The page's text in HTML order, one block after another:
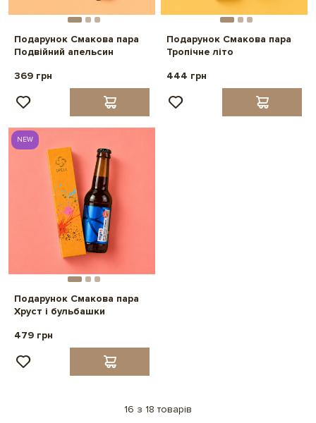
Подарунок Смакова пара
Подвійний апельсин
369 грн
Подарунок Смакова пара
Тропічне літо
444 грн
NEW
Подарунок Смакова пара
Хруст і бульбашки
479 грн
16 з 18 товарів